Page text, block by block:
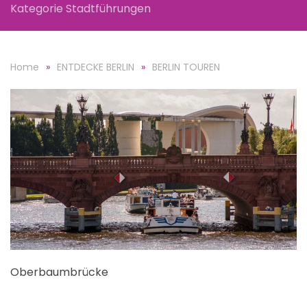
Kategorie Stadtführungen
Home ENTDECKE BERLIN BERLIN TOUREN
Oberbaumbrücke